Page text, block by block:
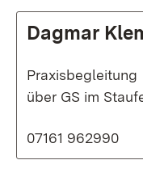
Dagmar
Praxisbegleitung
über GS im
07161 962990